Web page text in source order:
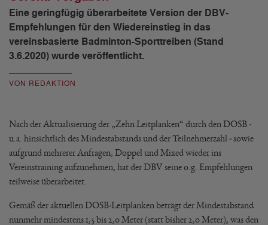
Eine geringfügig überarbeitete Version der DBV-
Empfehlungen für den Wiedereinstieg in das
vereinsbasierte Badminton-Sporttreiben (Stand
3.6.2020) wurde veröffentlicht.
VON REDAKTION
Nach der Aktualisierung der „Zehn Leitplanken“ durch den DOSB -
u.a. hinsichtlich des Mindestabstands und der Teilnehmerzahl - sowie
aufgrund mehrerer Anfragen, Doppel und Mixed wieder ins
Vereinstraining aufzunehmen, hat der DBV seine o.g. Empfehlungen
teilweise überarbeitet.
Gemäß der aktuellen DOSB-Leitplanken beträgt der Mindestabstand
nunmehr mindestens 1,5 bis 2,0 Meter (statt bisher 2,0 Meter), was den